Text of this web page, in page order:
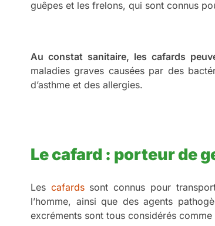
guêpes et les frelons, qui sont connus
Au constat sanitaire, les cafards
maladies graves causées par des
d’asthme et des allergies.
Le cafard : porteur de
Les cafardssont connus pour
l’homme, ainsi que des agents
excréments sont tous considérés